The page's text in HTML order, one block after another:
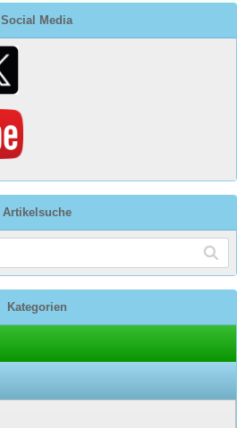
Social Media
Artikelsuche
Kategorien